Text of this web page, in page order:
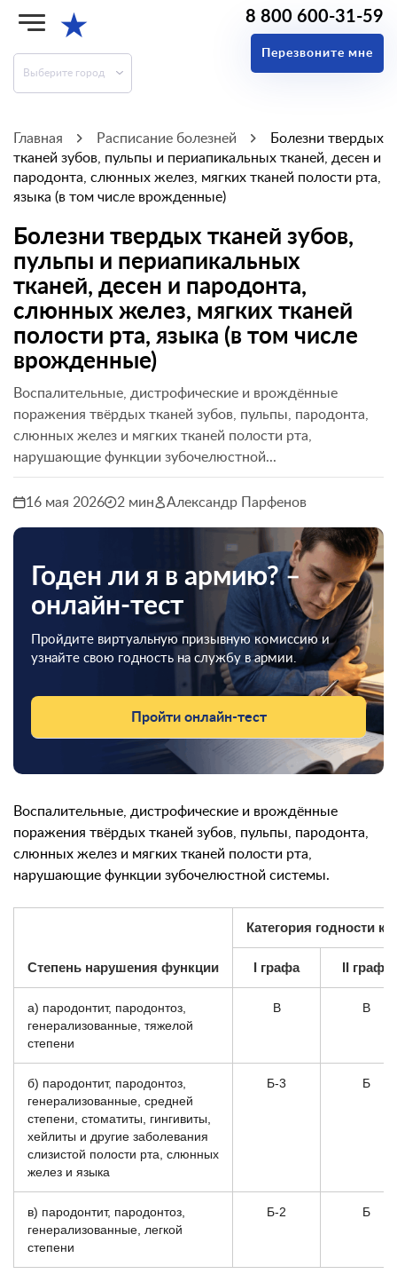
★
Выберите город
8 800 600-31-59
Перезвоните мне
Главная Расписание болезней
Болезни твердых
тканей зубов, пульпы и периапикальных тканей, десен и
пародонта, слюнных желез, мягких тканей полости рта,
языка (в том числе врожденные)
Болезни твердых тканей зубов,
пульпы и периапикальных
тканей, десен и пародонта,
слюнных желез, мягких тканей
полости рта, языка (в том числе
врожденные)
Воспалительные, дистрофические и врождённые
поражения твёрдых тканей зубов, пульпы, пародонта,
слюнных желез и мягких тканей полости рта,
нарушающие функции зубочелюстной...
16 мая 2026 2 мин Александр Парфенов
Годен ли я в армию? –
онлайн-тест
Пройдите виртуальную призывную комиссию и
узнайте свою годность на службу в армии.
Пройти онлайн-тест
Воспалительные, дистрофические и врождённые
поражения твёрдых тканей зубов, пульпы, пародонта,
слюнных желез и мягких тканей полости рта,
нарушающие функции зубочелюстной системы.
Степень нарушения функции
Категория годности к
I графа II графа
а) пародонтит, пародонтоз,
генерализованные, тяжелой
степени
В В
б) пародонтит, пародонтоз,
генерализованные, средней
степени, стоматиты, гингивиты,
хейлиты и другие заболевания
слизистой полости рта, слюнных
желез и языка
Б-3 Б
в) пародонтит, пародонтоз,
генерализованные, легкой
степени
Б-2 Б